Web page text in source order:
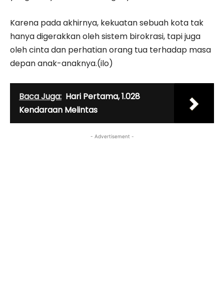
Karena pada akhirnya, kekuatan sebuah kota tak
hanya digerakkan oleh sistem birokrasi, tapi juga
oleh cinta dan perhatian orang tua terhadap masa
depan anak-anaknya.(ilo)
Baca Juga: Hari Pertama, 1.028
Kendaraan Melintas
- Advertisement -